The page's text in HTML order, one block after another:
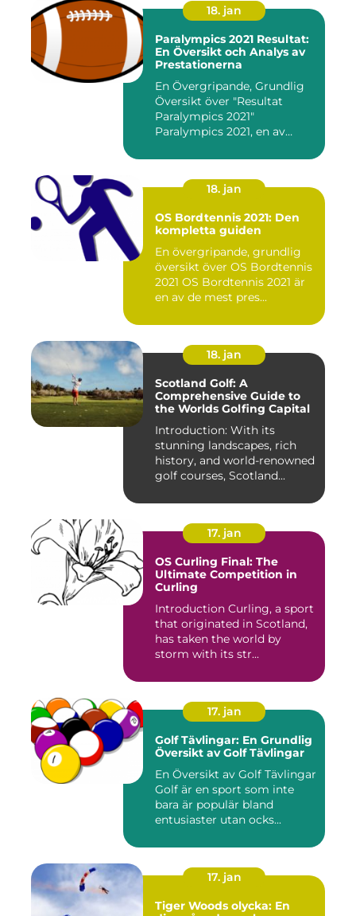
18. jan
Paralympics 2021 Resultat:
En Översikt och Analys av
Prestationerna
En Övergripande, Grundlig
Översikt över "Resultat
Paralympics 2021"
Paralympics 2021, en av
18. jan
OS Bordtennis 2021: Den
kompletta guiden
En övergripande, grundlig
översikt över OS Bordtennis
2021 OS Bordtennis 2021 är
en av de mest pres...
18. jan
Scotland Golf: A
Comprehensive Guide to
the Worlds Golfing Capital
Introduction: With its
stunning landscapes, rich
history, and world-renowned
golf courses, Scotland...
17. jan
OS Curling Final: The
Ultimate Competition in
Curling
Introduction Curling, a sport
that originated in Scotland,
has taken the world by
storm with its str...
17. jan
Golf Tävlingar: En Grundlig
Översikt av Golf Tävlingar
En Översikt av Golf Tävlingar
Golf är en sport som inte
bara är populär bland
entusiaster utan ocks...
17. jan
Tiger Woods olycka: En